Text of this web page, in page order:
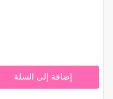
إضافة إلى السلة